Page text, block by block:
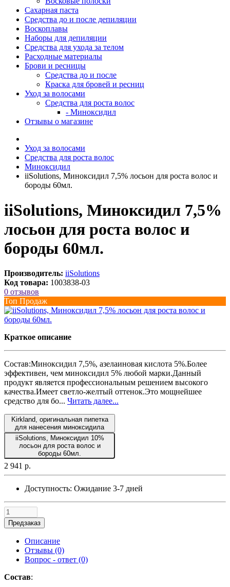
Сахарная паста
Средства до и после депиляции
Воскоплавы
Наборы для депиляции
Средства для ухода за телом
Расходные материалы
Брови и ресницы
Средства до и после
Краска для бровей и ресниц
Уход за волосами
Средства для роста волос
- Миноксидил
Отзывы о магазине
Уход за волосами
Средства для роста волос
Миноксидил
iiSolutions, Миноксидил 7,5% лосьон для роста волос и
бороды 60мл.
iiSolutions, Миноксидил 7,5%
лосьон для роста волос и
бороды 60мл.
Производитель: iiSolutions
Код товара: 1003838-03
0 отзывов
Топ Продаж
Краткое описание
Состав:Миноксидил 7,5%, азелаиновая кислота 5%.Более
эффективен, чем миноксидил 5% любой марки.Данный
продукт является профессиональным решением высокого
качества.Имеет светло-желтый оттенок.Это мощнейшее
средство для бо... Читать далее...
Kirkland, оригинальная пипетка
для нанесения миноксидила
iiSolutions, Миноксидил 10%
лосьон для роста волос и
бороды 60мл.
2 941 р.
Доступность: Ожидание 3-7 дней
Предзаказ
Описание
Отзывы (0)
Вопрос - ответ (0)
Состав: